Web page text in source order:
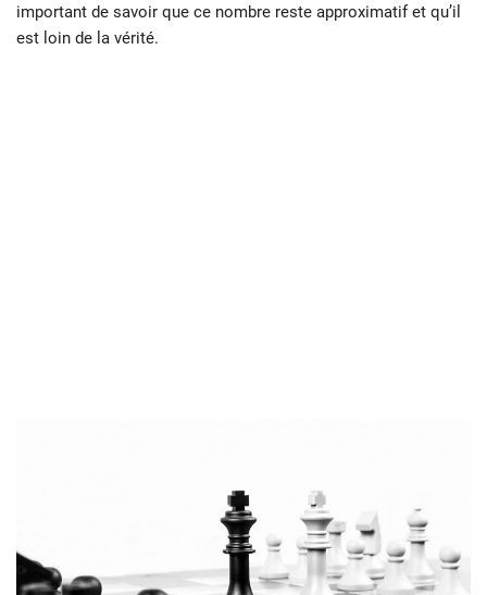
important de savoir que ce nombre reste approximatif et qu’il
est loin de la vérité.